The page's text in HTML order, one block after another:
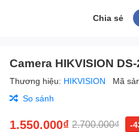
Chia sẻ
Camera HIKVISION
Thương hiệu: HIKVISION Mã
So sánh
1.550.000₫ 2.700.000₫
-